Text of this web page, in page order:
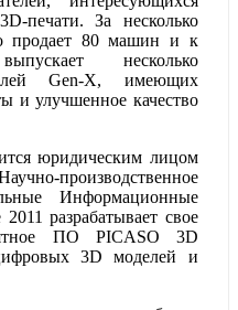
печати. За несколько
продает 80 машин и к
несколько
Gen-X, имеющих
и улучшенное качество
юридическим лицом
производственное
Информационные
разрабатывает свое
ПО PICASO 3D
3D моделей и